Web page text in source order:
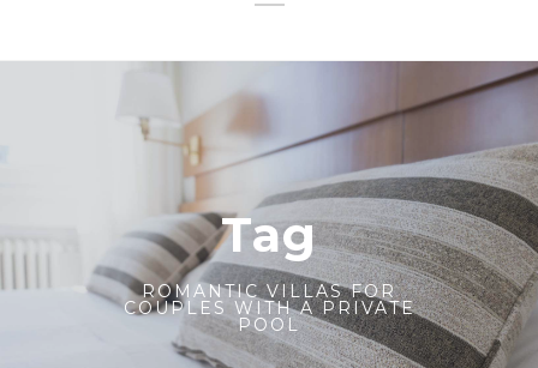
Tag
ROMANTIC VILLAS FOR
COUPLES WITH A PRIVATE
POOL